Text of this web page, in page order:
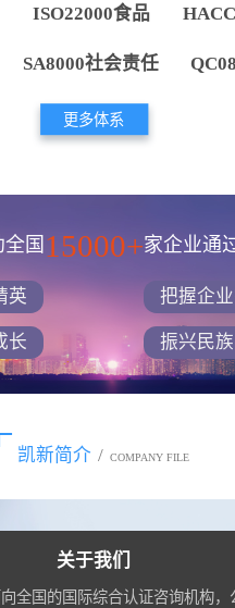
ISO22000食品
SA8000社会责任
更多体系
国 15000+家企业通
英 把握企
长 振兴民
凯新简介 / COMPANY FILE
关于我们
全国的国际综合认证咨询机构，